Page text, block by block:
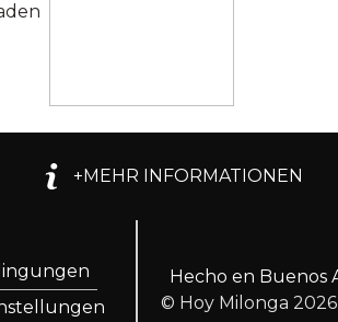
+MEHR INFORMATIONEN
Hecho en Buenos
© Hoy Milonga 2026